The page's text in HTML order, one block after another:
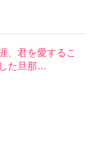
、君を愛するこ
た旦那…